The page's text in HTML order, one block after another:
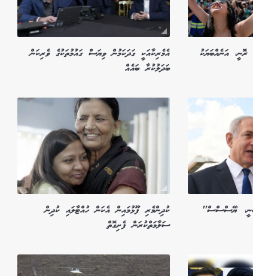
ރޮނީ، އަނެއްބަޔަކު
އެމެރިކާއަކީ ގަދަކަމުން ވިޔަސް ގައުމުތަކުގެ ވެރިކަން
ބަދަލުކުރާ ބައެއް
'ޔޭސްސްސް"
ކުދިންމެރި ފޫޅުމައިން އެކަން ހުއްޓާލައި ކުދިން
ސަލާމަތްކުރަން ފެށިގޮތް